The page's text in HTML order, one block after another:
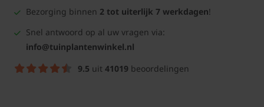
Bezorging binnen 2 tot uiterlijk 7 werkdagen!
Snel antwoord op al uw vragen via:
info@tuinplantenwinkel.nl
9.5 uit 41019 beoordelingen